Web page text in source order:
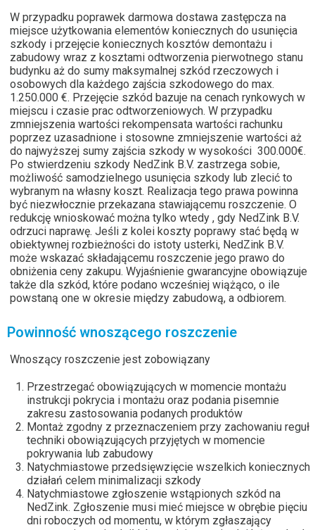
W przypadku poprawek darmowa dostawa zastępcza na
miejsce użytkowania elementów koniecznych do usunięcia
szkody i przejęcie koniecznych kosztów demontażu i
zabudowy wraz z kosztami odtworzenia pierwotnego stanu
budynku aż do sumy maksymalnej szkód rzeczowych i
osobowych dla każdego zajścia szkodowego do max.
1.250.000 €. Przejęcie szkód bazuje na cenach rynkowych w
miejscu i czasie prac odtworzeniowych. W przypadku
zmniejszenia wartości rekompensata wartości rachunku
poprzez uzasadnione i stosowne zmniejszenie wartości aż
do najwyższej sumy zajścia szkody w wysokości 300.000€.
Po stwierdzeniu szkody NedZink B.V. zastrzega sobie,
możliwość samodzielnego usunięcia szkody lub zlecić to
wybranym na własny koszt. Realizacja tego prawa powinna
być niezwłocznie przekazana stawiającemu roszczenie. O
redukcję wnioskować można tylko wtedy , gdy NedZink B.V.
odrzuci naprawę. Jeśli z kolei koszty poprawy stać będą w
obiektywnej rozbieżności do istoty usterki, NedZink B.V.
może wskazać składającemu roszczenie jego prawo do
obniżenia ceny zakupu. Wyjaśnienie gwarancyjne obowiązuje
także dla szkód, które podano wcześniej wiążąco, o ile
powstaną one w okresie między zabudową, a odbiorem.
Powinność wnoszącego roszczenie
Wnoszący roszczenie jest zobowiązany
Przestrzegać obowiązujących w momencie montażu
instrukcji pokrycia i montażu oraz podania pisemnie
zakresu zastosowania podanych produktów
Montaż zgodny z przeznaczeniem przy zachowaniu reguł
techniki obowiązujących przyjętych w momencie
pokrywania lub zabudowy
Natychmiastowe przedsięwzięcie wszelkich koniecznych
działań celem minimalizacji szkody
Natychmiastowe zgłoszenie wstąpionych szkód na
NedZink. Zgłoszenie musi mieć miejsce w obrębie pięciu
dni roboczych od momentu, w którym zgłaszający